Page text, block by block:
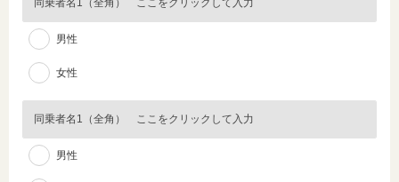
男性
女性
男性